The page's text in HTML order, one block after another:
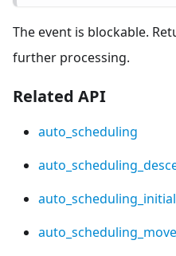
The event is blockable.
further processing.
Related API
auto_scheduling
auto_scheduling_initial